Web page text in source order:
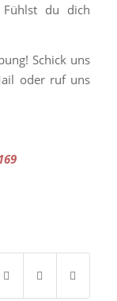
Fühlst du dich
Schick uns
oder ruf uns